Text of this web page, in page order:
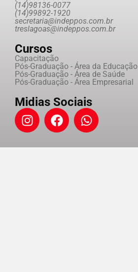
(14)98136-0077
(14)99892-1920
secretaria@indeppos.com.br
treslagoas@indeppos.com.br
Cursos
Capacitação
Pós-Graduação - Área da Educação
Pós-Graduação - Área de Saúde
Pós-Graduação - Área Empresarial
Midias Sociais